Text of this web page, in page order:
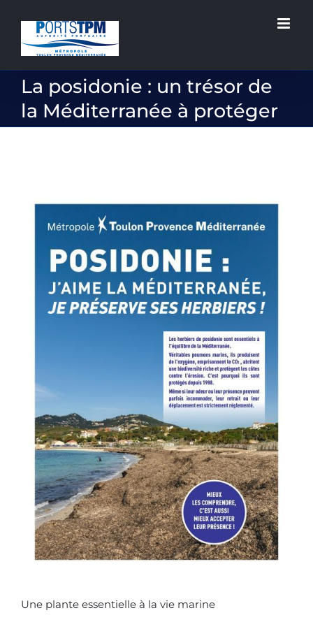
contenu
La posidonie : un trésor de
la Méditerranée à protéger
Une plante essentielle à la vie marine